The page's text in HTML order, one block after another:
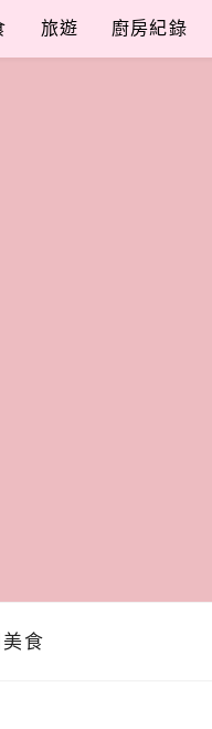
旅遊 廚房紀錄
食